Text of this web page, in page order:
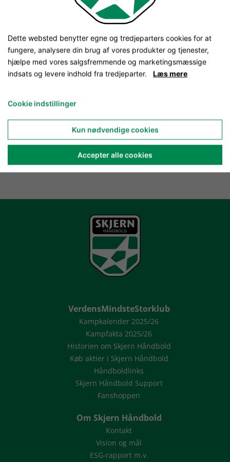
VerdensMindsteStorklub
Kampkalender 2025/26
Kampfakta 2025/26
Historien om Skjern Håndbold
Køb aktier i Skjern Håndbold
Håndboldlinks
Skjern Håndbold Support
Fanshoppen
Om Skjern Håndbold
Kontakt
Vision og mål
ESG-rapport m.v.
Dette websted benytter egne og tredjeparters cookies for at
fungere, analysere din brug af vores produkter og tjenester,
hjælpe med vores salgsfremmende og marketingsmæssige
indsats og levere indhold fra tredjeparter. Læs mere
Cookie indstillinger
Kun nødvendige cookies
Accepter alle cookies